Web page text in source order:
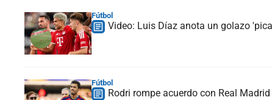
Fútbol
Video: Luis Díaz anota un golazo
Fútbol
Rodri rompe acuerdo con Real